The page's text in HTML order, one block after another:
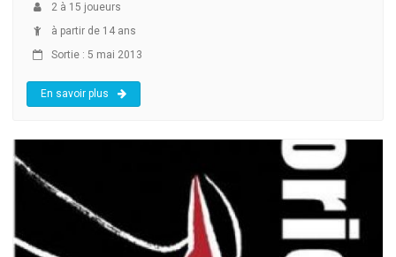
2 à 15 joueurs
à partir de 14 ans
Sortie : 5 mai 2013
En savoir plus